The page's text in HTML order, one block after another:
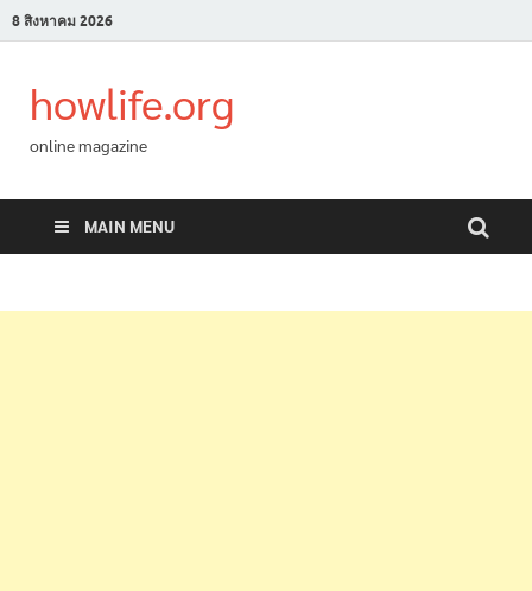
8 สิงหาคม 2026
howlife.org
online magazine
MAIN MENU